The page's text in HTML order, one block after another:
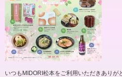
いつもMIDORI松本をご利用いただきありが